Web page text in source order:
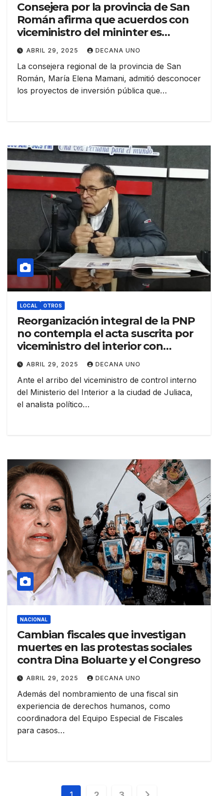
Consejera por la provincia de San
Román afirma que acuerdos con
viceministro del mininter es
insuficiente y no contempla lo que
el pueblo quiere
ABRIL 29, 2025 DECANA UNO
La consejera regional de la provincia de San
Román, María Elena Mamani, admitió desconocer
los proyectos de inversión pública que…
LOCAL OTROS
Reorganización integral de la PNP
no contempla el acta suscrita por
viceministro del interior con
autoridades de Juliaca
ABRIL 29, 2025 DECANA UNO
Ante el arribo del viceministro de control interno
del Ministerio del Interior a la ciudad de Juliaca,
el analista político…
NACIONAL
Cambian fiscales que investigan
muertes en las protestas sociales
contra Dina Boluarte y el Congreso
ABRIL 29, 2025 DECANA UNO
Además del nombramiento de una fiscal sin
experiencia de derechos humanos, como
coordinadora del Equipo Especial de Fiscales
para casos…